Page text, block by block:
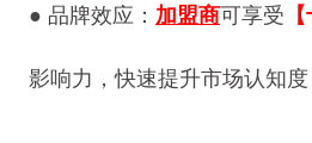
● 品牌效应： 加盟商可享受
影响力，快速提升市场认知度